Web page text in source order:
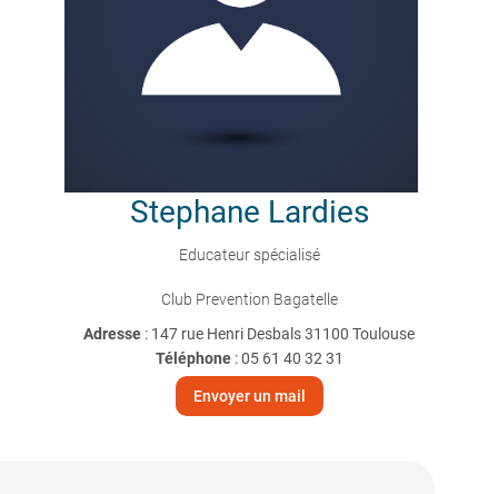
Stephane Lardies
Educateur spécialisé
Club Prevention Bagatelle
Adresse : 147 rue Henri Desbals 31100 Toulouse
Téléphone:05 61 40 32 31
Envoyer un mail